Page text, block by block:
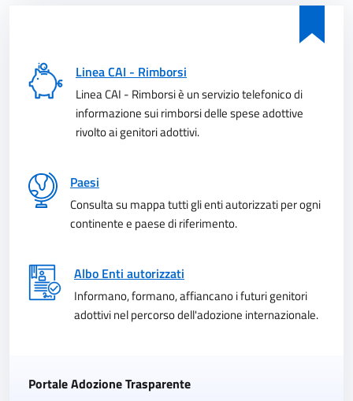
Linea CAI - Rimborsi
Linea CAI - Rimborsi è un servizio telefonico di
informazione sui rimborsi delle spese adottive
rivolto ai genitori adottivi.
Paesi
Consulta su mappa tutti gli enti autorizzati per ogni
continente e paese di riferimento.
Albo Enti autorizzati
Informano, formano, affiancano i futuri genitori
adottivi nel percorso dell'adozione internazionale.
Portale Adozione Trasparente